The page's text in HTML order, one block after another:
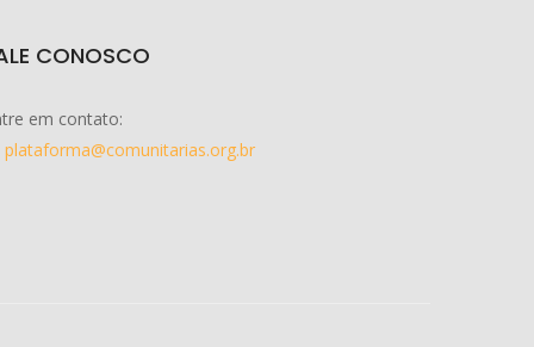
CONOSCO
em contato:
plataforma@comunitarias.org.br